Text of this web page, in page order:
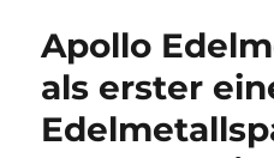
Silber
ein
Kauf?
Und
Apollo
als erster